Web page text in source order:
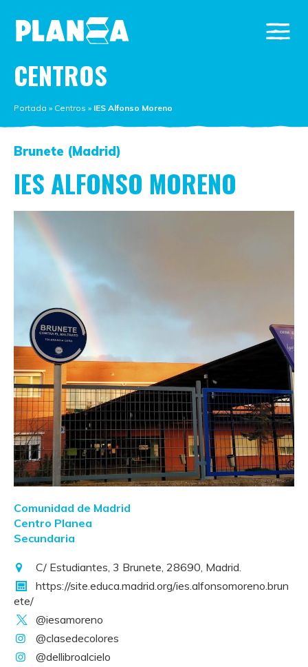
CENTROS
Portada » Centros » IES Alfonso Moreno
Brunete (Madrid)
IES ALFONSO MORENO
Comunidad de Madrid
Centro Planea
Secundaria
C/ Estudiantes, 3 Brunete, 28690, Madrid.
https://site.educa.madrid.org/ies.alfonsomoreno.brun
ete/
@iesamoreno
@clasedecolores
@dellibroalcielo